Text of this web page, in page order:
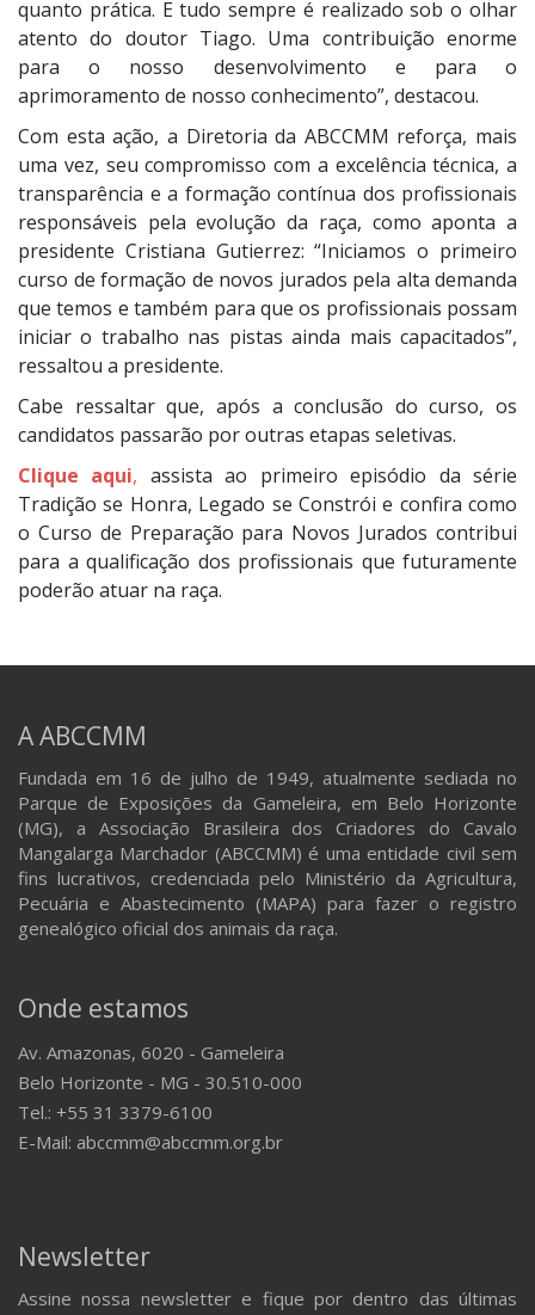
quanto prática. E tudo sempre é realizado sob o olhar
atento do doutor Tiago. Uma contribuição enorme
para o nosso desenvolvimento e para o
aprimoramento de nosso conhecimento”, destacou.
Com esta ação, a Diretoria da ABCCMM reforça, mais
uma vez, seu compromisso com a excelência técnica, a
transparência e a formação contínua dos profissionais
responsáveis pela evolução da raça, como aponta a
presidente Cristiana Gutierrez: “Iniciamos o primeiro
curso de formação de novos jurados pela alta demanda
que temos e também para que os profissionais possam
iniciar o trabalho nas pistas ainda mais capacitados”,
ressaltou a presidente.
Cabe ressaltar que, após a conclusão do curso, os
candidatos passarão por outras etapas seletivas.
Clique aqui, assista ao primeiro episódio da série
Tradição se Honra, Legado se Constrói e confira como
o Curso de Preparação para Novos Jurados contribui
para a qualificação dos profissionais que futuramente
poderão atuar na raça.
A ABCCMM
Fundada em 16 de julho de 1949, atualmente sediada no
Parque de Exposições da Gameleira, em Belo Horizonte
(MG), a Associação Brasileira dos Criadores do Cavalo
Mangalarga Marchador (ABCCMM) é uma entidade civil sem
fins lucrativos, credenciada pelo Ministério da Agricultura,
Pecuária e Abastecimento (MAPA) para fazer o registro
genealógico oficial dos animais da raça.
Onde estamos
Av. Amazonas, 6020 - Gameleira
Belo Horizonte - MG - 30.510-000
Tel.: +55 31 3379-6100
E-Mail: abccmm@abccmm.org.br
Newsletter
Assine nossa newsletter e fique por dentro das últimas